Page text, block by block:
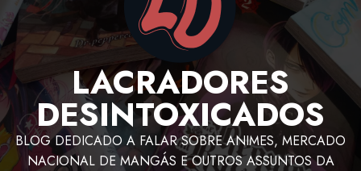
LACRADORES
DESINTOXICADOS
BLOG DEDICADO A FALAR SOBRE ANIMES, MERCADO
NACIONAL DE MANGÁS E OUTROS ASSUNTOS DA